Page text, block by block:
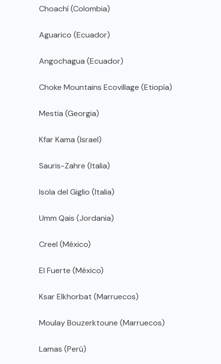
Choachí (Colombia)
Aguarico (Ecuador)
Angochagua (Ecuador)
Choke Mountains Ecovillage (Etiopía)
Mestia (Georgia)
Kfar Kama (Israel)
Sauris-Zahre (Italia)
Isola del Giglio (Italia)
Umm Qais (Jordania)
Creel (México)
El Fuerte (México)
Ksar Elkhorbat (Marruecos)
Moulay Bouzerktoune (Marruecos)
Lamas (Perú)